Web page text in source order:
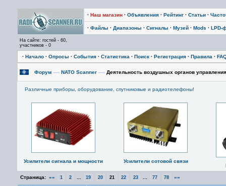
· Наш магазин · Объявления · Рейтинг · Статьи ·
· Файлы · Диапазоны · Сигналы · Музей · Mods · LPD-
На сайте: гостей - 60,
участников - 0
· Начало · Опросы · События · Статистика · Поиск · Регистрация · Правила ·
Форум —› NATO Scanner —› Деятельность воздушных органов управления
Различные приборы, оборудование, спутниковые и радиотелефоны!
Усилители сигнала и мощности
Усилители сотовой связи
Страница: «« 1 2 19 20 21 22 23 77 78 »»